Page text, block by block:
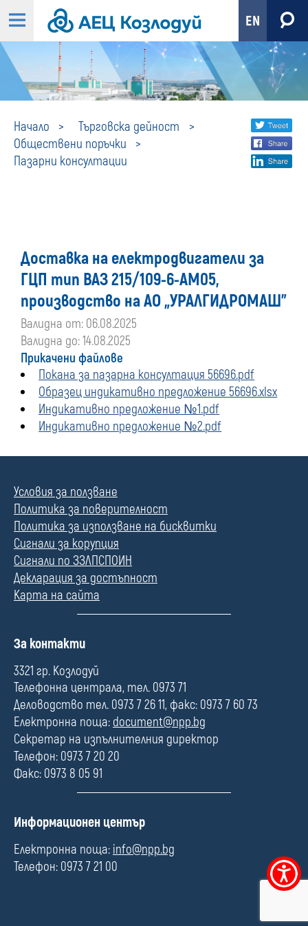
Меню
за
EN
Начало
Търговска дейност
Обществени поръчки
Пазарни консултации
Пазарни
консултации
Share
social
Доставка на електродвигатели за
ГЦП тип ВАЗ 215/109-6-АМ05,
производство на АО „УРАЛГИДРОМАШ”
Валидна от: 06.08.2025
Валидна до: 14.08.2025
Прикачени файлове
Покана за пазарна консултация 56696.pdf
Образец индикативно предложение 56696.xlsx
Индикативно предложение №1.pdf
Индикативно предложение №2.pdf
Условия за ползване
Политика за поверителност
Политика за използване на бисквитки
Сигнали за корупция
Сигнали по ЗЗЛПСПОИН
Декларация за достъпност
Карта на сайта
П
л
е
За контакти
3321 гр. Козлодуй
Телефонна централа, тел. 0973 71
Деловодство тел. 0973 7 26 11, факс: 0973 7 60 73
Електронна поща: document@npp.bg
Секретар на изпълнителния директор
Телефон: 0973 7 20 20
Факс: 0973 8 05 91
П
л
е
Информационен център
Електронна поща: info@npp.bg
Телефон: 0973 7 21 00